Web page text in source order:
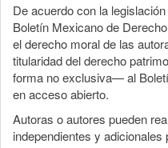
De acuerdo con la
Boletín Mexicano de
el derecho moral de las
titularidad del derecho
forma no exclusiva— al
en acceso abierto.
Autoras o autores pueden
independientes y